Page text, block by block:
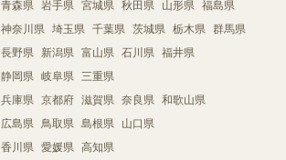
青森県 岩手県 宮城県 秋田県 山形県 福島県
神奈川県 埼玉県 千葉県 茨城県 栃木県 群馬県
長野県 新潟県 富山県 石川県 福井県
静岡県 岐阜県 三重県
兵庫県 京都府 滋賀県 奈良県 和歌山県
広島県 鳥取県 島根県 山口県
香川県 愛媛県 高知県